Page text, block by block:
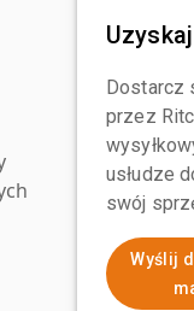
Dostarcz
przez
usłudze
swój
Wyślij